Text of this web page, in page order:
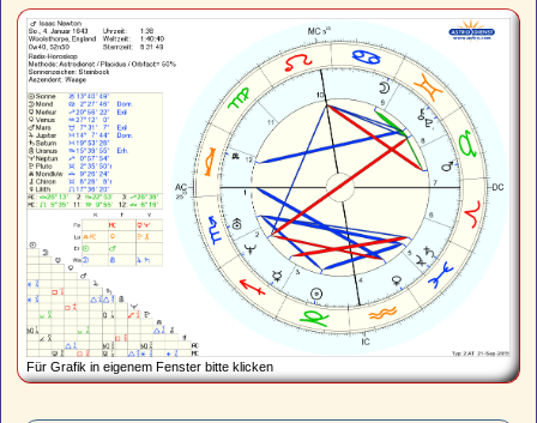
Für Grafik in eigenem Fenster bitte klicken